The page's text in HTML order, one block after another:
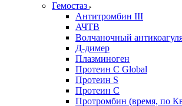
Гемостаз
Антитромбин III
АЧТВ
Волчаночный
Д-димер
Плазминоген
Протеин C Global
Протеин S
Протеин С
Протромбин (время, по